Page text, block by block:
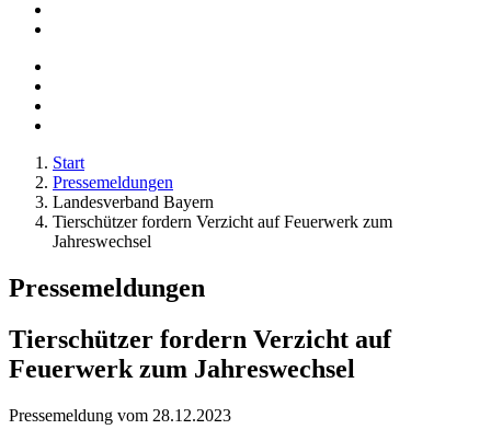
Start
Pressemeldungen
Landesverband Bayern
Tierschützer fordern Verzicht auf Feuerwerk zum
Jahreswechsel
Pressemeldungen
Tierschützer fordern Verzicht auf
Feuerwerk zum Jahreswechsel
Pressemeldung vom 28.12.2023